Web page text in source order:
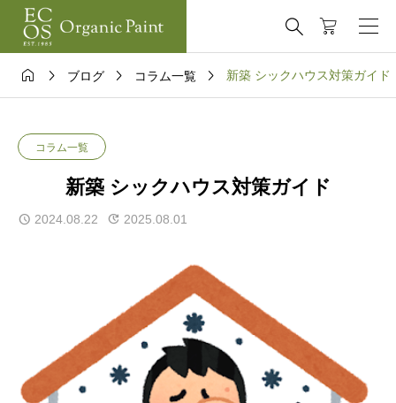

  ブログ  コラム一覧  新築 シックハウス対策ガイド
コラム一覧
新築 シックハウス対策ガイド
2024.08.22 2025.08.01